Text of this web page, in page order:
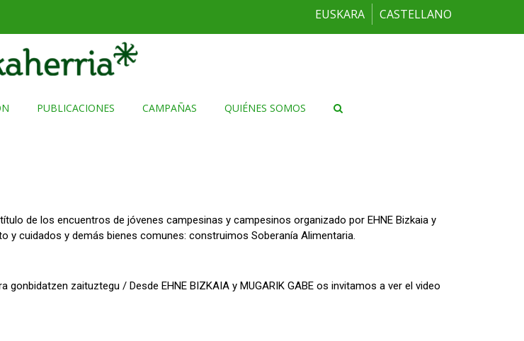
EUSKARA CASTELLANO
PUBLICACIONES CAMPAÑAS QUIÉNES SOMOS
de los encuentros de jóvenes campesinas y campesinos organizado por EHNE Bizkaia y
y cuidados y demás bienes comunes: construimos Soberanía Alimentaria.
gonbidatzen zaituztegu / Desde EHNE BIZKAIA y MUGARIK GABE os invitamos a ver el video